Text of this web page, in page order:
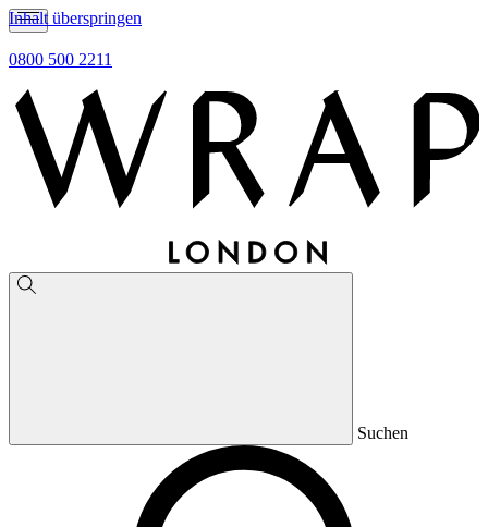
Inhalt überspringen
0800 500 2211
Suchen